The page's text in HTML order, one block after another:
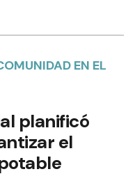
EN EL
planificó
el